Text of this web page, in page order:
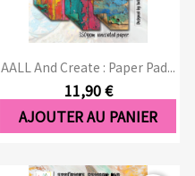
AALL And Create : Paper Pad...
11,90 €
AJOUTER AU PANIER